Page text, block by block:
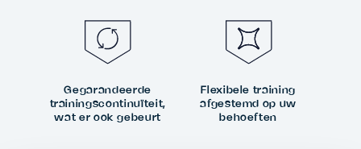
Gegarandeerde
trainingscontinuïteit,
wat er ook gebeurt
Flexibele training
afgestemd op uw
behoeften